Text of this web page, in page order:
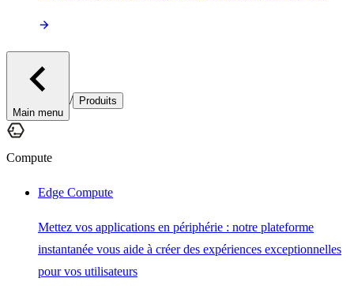
Main menu
/ Produits
Compute
Edge Compute
Mettez vos applications en périphérie : notre plateforme
instantanée vous aide à créer des expériences exceptionnelles
pour vos utilisateurs